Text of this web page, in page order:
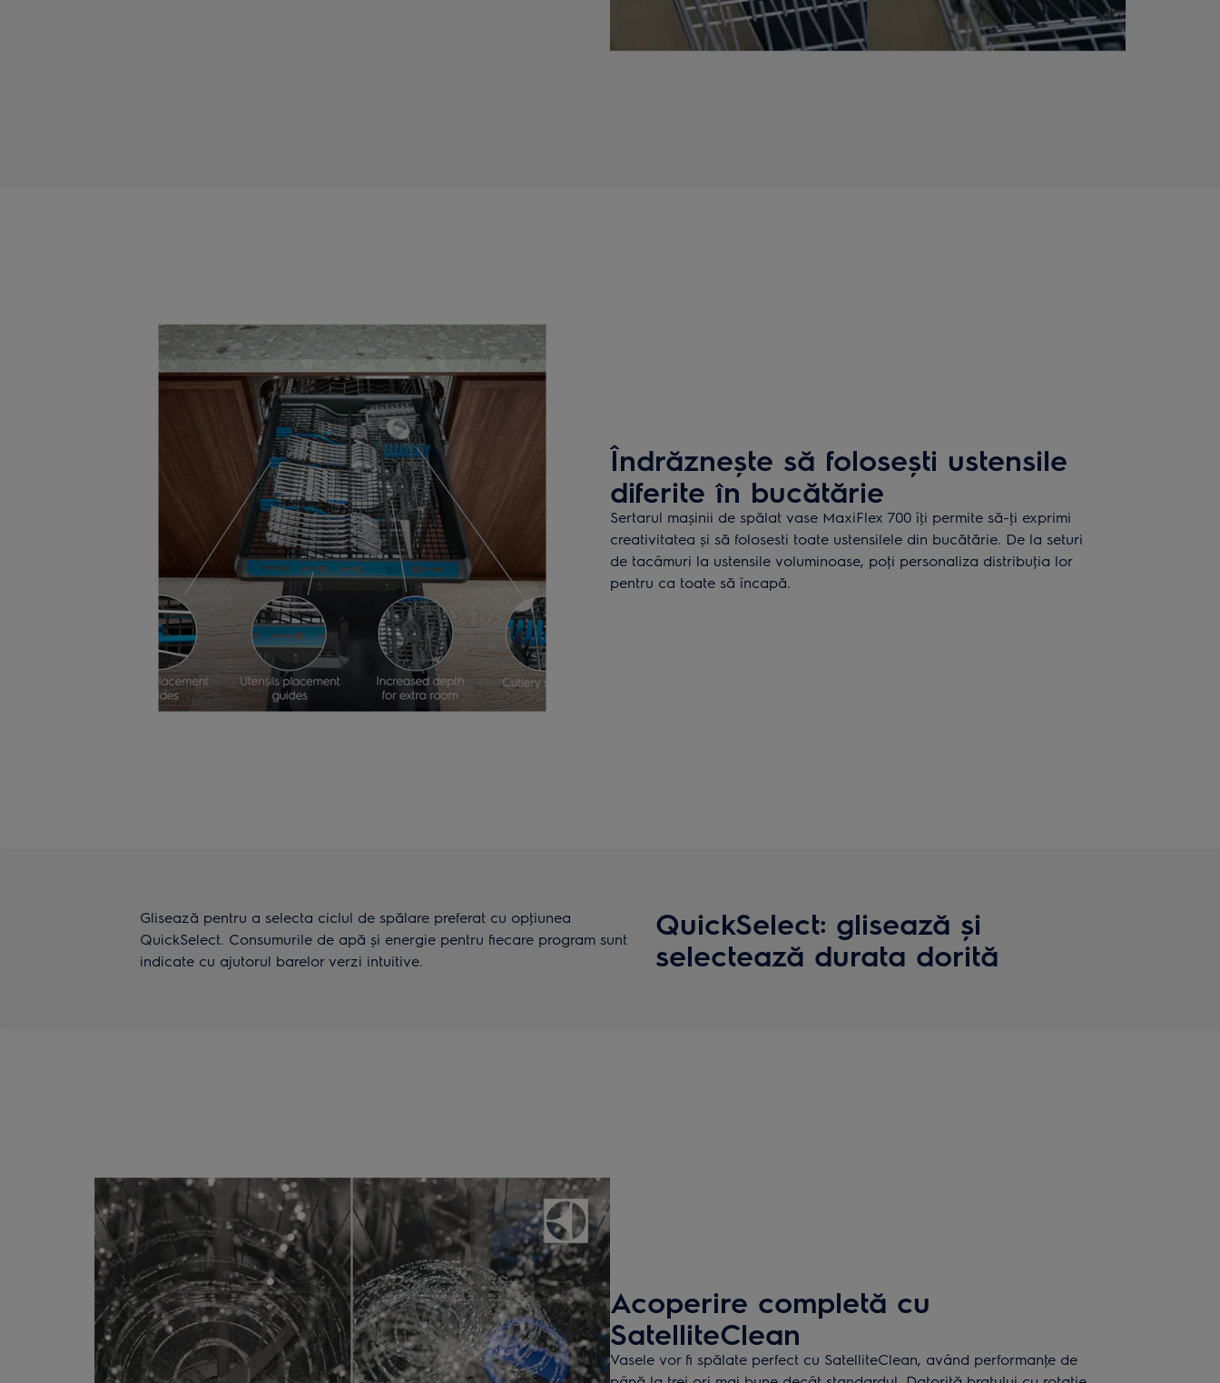
Îndrăznește să folosești ustensile
diferite în bucătărie
Sertarul mașinii de spălat vase MaxiFlex 700 îţi permite să-ţi exprimi
creativitatea și să folosesti toate ustensilele din bucătărie. De la seturi
de tacâmuri la ustensile voluminoase, poţi personaliza distribuţia lor
pentru ca toate să încapă.
QuickSelect: glisează și
selectează durata dorită
Glisează pentru a selecta ciclul de spălare preferat cu opţiunea
QuickSelect. Consumurile de apă și energie pentru fiecare program sunt
indicate cu ajutorul barelor verzi intuitive.
Acoperire completă cu
SatelliteClean
Vasele vor fi spălate perfect cu SatelliteClean, având performanţe de